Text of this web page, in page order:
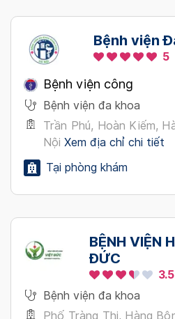
Bệnh viện
5
Bệnh viện công
Bệnh viện đa khoa
Trần Phú, Hoàn Kiếm,
Nội Xem địa chỉ chi tiết
Tại phòng khám
BỆNH VIỆN
ĐỨC
3.5
Bệnh viện đa khoa
Phố Tràng Thi, Hàng